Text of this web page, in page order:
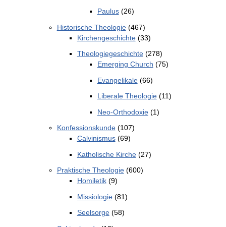
Paulus(26)
Historische Theologie(467)
Kirchengeschichte(33)
Theologiegeschichte(278)
Emerging Church (75)
Evangelikale(66)
Liberale Theologie(11)
Neo-Orthodoxie(1)
Konfessionskunde(107)
Calvinismus(69)
Katholische Kirche(27)
Praktische Theologie(600)
Homiletik(9)
Missiologie(81)
Seelsorge(58)